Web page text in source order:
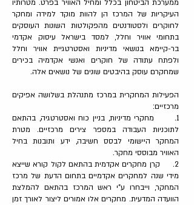
ממערכת הביטחון בכלל ומחיל האוויר בפרט. מטרותיו
העיקריות של המרכז הן להוות מוקד למידה ומחקר
לחוקרים ולסטודנטים מהפקולטות השונות העוסקים
בתחומי אוויר וחלל, למסד בישראל עיסוק אקדמי
בר-קיימא בנושאי מדיניות ואסטרטגיית אוויר וחלל
ולפתח עתודה של חוקרים ואנשי אקדמיה בכירים
שמחקרם עוסק בהיבטים שונים של נושאים אלה.
הפעילות המחקרית במרכז מתנהלת בשלושה אפיקים
מרכזיים:
1. מחקרי מדיניות, בניין כוח ואסטרטגיה, בהתאם
לתוכניות העבודה במספר צירים מרכזיים. מטרת
המחקר היישומי לבסס חשיבה, ידע ותובנות בחיל
האוויר מבוססי מחקר.
2. קרן מחקרים אקדמית בהתאם לקול קורא שייצא
מידי שנה למחקרים אקדמיים בתחום הדעת של מרכז
המחקר, וייבחרו ע"י ראש המרכז בהתאם להמלצת
הוועדה המדעית. מחקרים אלו אמורים ליצור לאורך זמן